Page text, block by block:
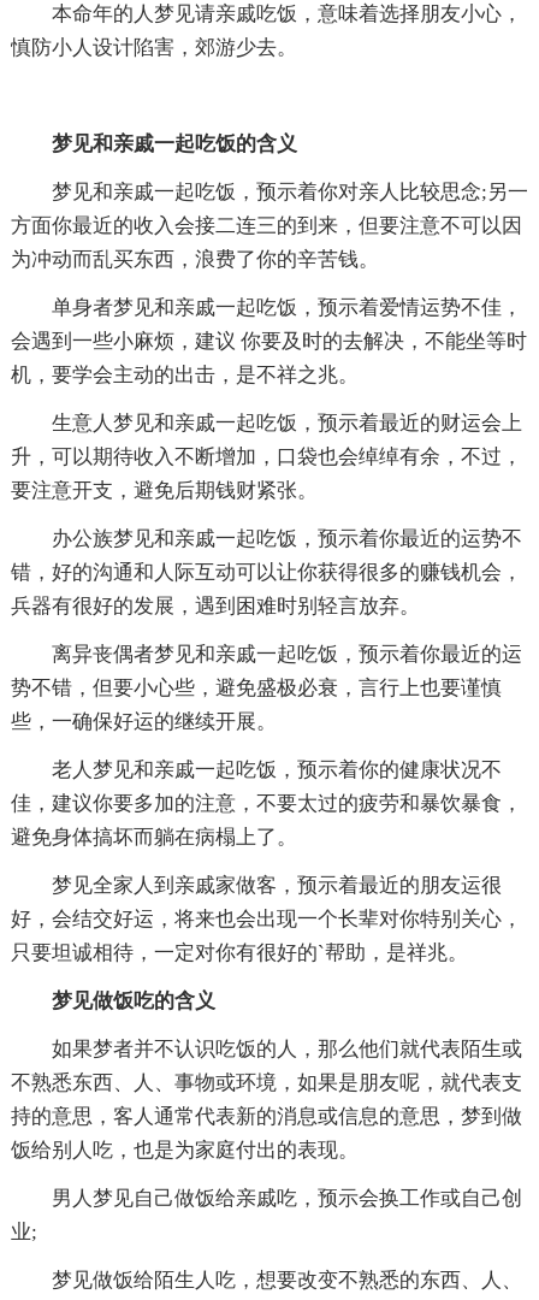
本命年的人梦见请亲戚吃饭，意味着选择朋友小心，
慎防小人设计陷害，郊游少去。
梦见和亲戚一起吃饭的含义
梦见和亲戚一起吃饭，预示着你对亲人比较思念;另一
方面你最近的收入会接二连三的到来，但要注意不可以因
为冲动而乱买东西，浪费了你的辛苦钱。
单身者梦见和亲戚一起吃饭，预示着爱情运势不佳，
会遇到一些小麻烦，建议 你要及时的去解决，不能坐等时
机，要学会主动的出击，是不祥之兆。
生意人梦见和亲戚一起吃饭，预示着最近的财运会上
升，可以期待收入不断增加，口袋也会绰绰有余，不过，
要注意开支，避免后期钱财紧张。
办公族梦见和亲戚一起吃饭，预示着你最近的运势不
错，好的沟通和人际互动可以让你获得很多的赚钱机会，
兵器有很好的发展，遇到困难时别轻言放弃。
离异丧偶者梦见和亲戚一起吃饭，预示着你最近的运
势不错，但要小心些，避免盛极必衰，言行上也要谨慎
些，一确保好运的继续开展。
老人梦见和亲戚一起吃饭，预示着你的健康状况不
佳，建议你要多加的注意，不要太过的疲劳和暴饮暴食，
避免身体搞坏而躺在病榻上了。
梦见全家人到亲戚家做客，预示着最近的朋友运很
好，会结交好运，将来也会出现一个长辈对你特别关心，
只要坦诚相待，一定对你有很好的`帮助，是祥兆。
梦见做饭吃的含义
如果梦者并不认识吃饭的人，那么他们就代表陌生或
不熟悉东西、人、事物或环境，如果是朋友呢，就代表支
持的意思，客人通常代表新的消息或信息的意思，梦到做
饭给别人吃，也是为家庭付出的表现。
男人梦见自己做饭给亲戚吃，预示会换工作或自己创
业;
梦见做饭给陌生人吃，想要改变不熟悉的东西、人、